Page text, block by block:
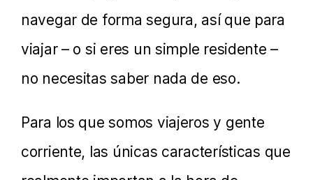
navegar de forma segura, así que para
viajar – o si eres un simple residente –
no necesitas saber nada de eso.
Para los que somos viajeros y gente
corriente, las únicas características que